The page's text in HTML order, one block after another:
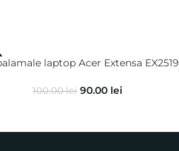
laptop Acer Extensa EX2519
100.00lei 90.00 lei